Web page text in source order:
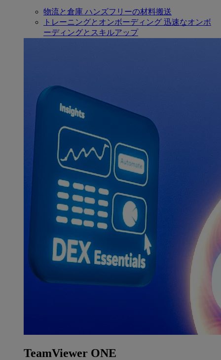
物流と倉庫 ハンズフリーの材料搬送
トレーニングとオンボーディング 迅速なオンボ
ーディングとスキルアップ
TeamViewer ONE